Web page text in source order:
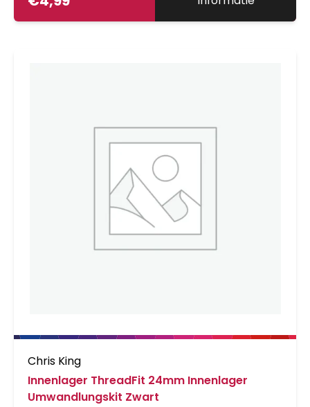
Chris King
Innenlager ThreadFit 24mm Innenlager
Umwandlungskit Zwart